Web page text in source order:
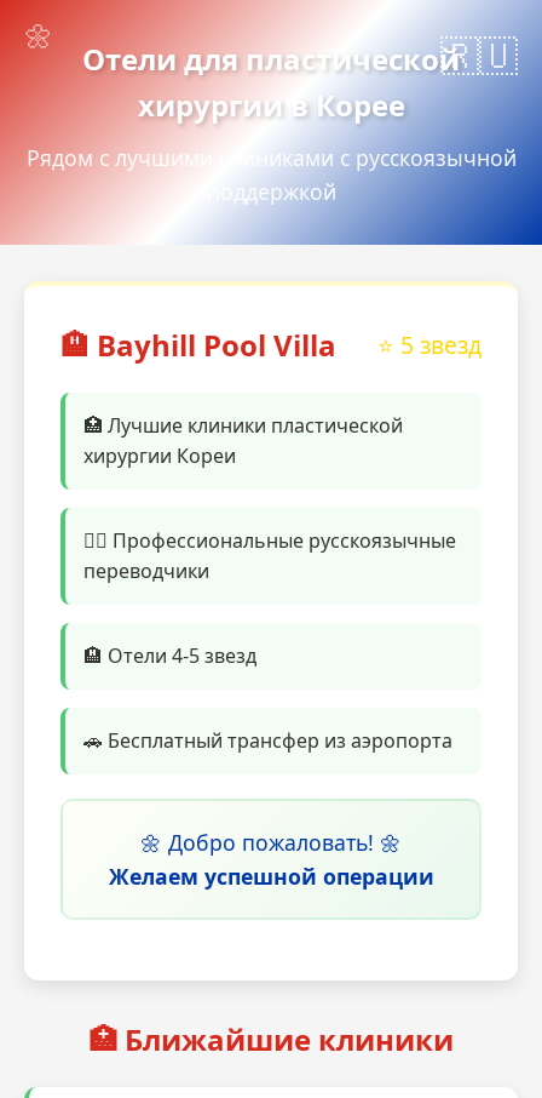
Отели для пластической
хирургии в Корее
Рядом с лучшими клиниками с русскоязычной
поддержкой
🏨 Bayhill Pool Villa ⭐ 5 звезд
🏥 Лучшие клиники пластической
хирургии Кореи
👨‍⚕️ Профессиональные русскоязычные
переводчики
🏨 Отели 4-5 звезд
🚗 Бесплатный трансфер из аэропорта
🌼 Добро пожаловать! 🌼
Желаем успешной операции
🏥 Ближайшие клиники